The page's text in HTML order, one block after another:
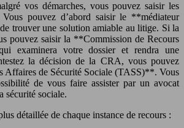
vos démarches, vous pouvez saisir les
Vous pouvez d’abord saisir le **médiateur
trouver une solution amiable au litige. Si la
pouvez saisir la **Commission de Recours
examinera votre dossier et rendra une
la décision de la CRA, vous pouvez
Affaires de Sécurité Sociale (TASS)**. Vous
de vous faire assister par un avocat
sécurité sociale.
détaillée de chaque instance de recours :